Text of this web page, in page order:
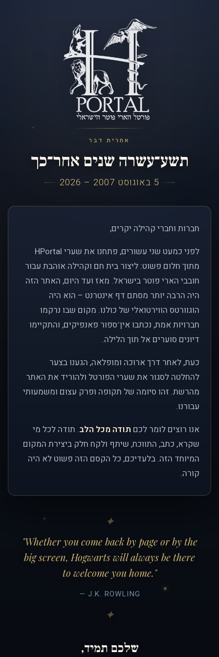
אחרית דבר
תשע־עשרה שנים אחר־כך
5 באוגוסט 2007 – 2026
חברות וחברי קהילה יקרים,
לפני כמעט שני עשורים, פתחנו את שערי HPortal
מתוך חלום פשוט: ליצור בית חם וקהילה אוהבת עבור
חובבי הארי פוטר בישראל. מאז ועד היום, האתר הזה
היה הרבה יותר מסתם דף אינטרנט – הוא היה
הוגוורטס הווירטואלי של כולנו. מקום שבו נרקמו
חברויות אמת, נכתבו אין־ספור פאנפיקים, והתקיימו
דיונים סוערים אל תוך הלילה.
כעת, לאחר דרך ארוכה ומופלאה, הגענו בצער
להחלטה לסגור את שערי הפורטל ולהוריד את האתר
מהרשת. זהו סיומה של תקופה ופרק עצום ומשמעותי
עבורנו.
אנו רוצים לומר לכם תודה מכל הלב. תודה לכל מי
שקרא, כתב, התווכח, שיתף ולקח חלק ביצירת המקום
המיוחד הזה. בלעדיכם, כל הקסם הזה פשוט לא היה
קורה.
"Whether you come back by page or by the
big screen, Hogwarts will always be there
to welcome you home."
— J.K. ROWLING
שלכם תמיד,